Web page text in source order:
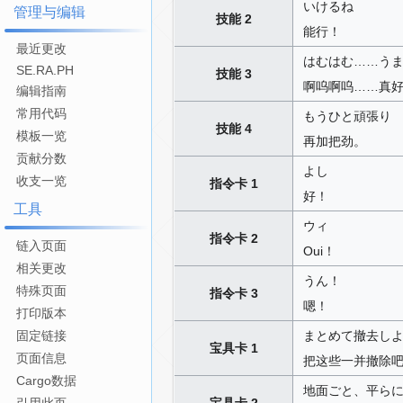
技能 2
いけるね
能行！
技能 3
はむはむ……うま
啊呜啊呜……真好
技能 4
もうひと頑張り
再加把劲。
指令卡 1
よし
好！
指令卡 2
ウィ
Oui！
指令卡 3
うん！
嗯！
宝具卡 1
まとめて撤去し
把这些一并撤除吧
地面ごと、平ら
管理与编辑
最近更改
SE.RA.PH
编辑指南
常用代码
模板一览
贡献分数
收支一览
工具
链入页面
相关更改
特殊页面
打印版本
固定链接
页面信息
Cargo数据